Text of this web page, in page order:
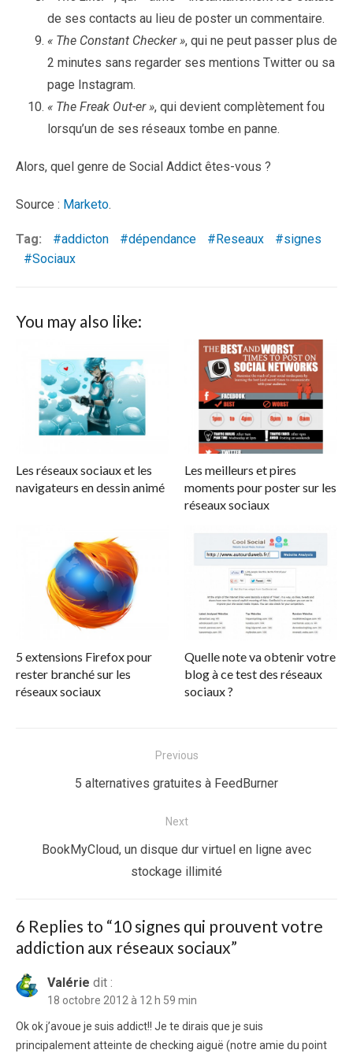
de ses contacts au lieu de poster un commentaire.
« The Constant Checker », qui ne peut passer plus de
2 minutes sans regarder ses mentions Twitter ou sa
page Instagram.
« The Freak Out-er », qui devient complètement fou
lorsqu’un de ses réseaux tombe en panne.
Alors, quel genre de Social Addict êtes-vous ?
Source : Marketo.
Tag: addicton dépendance Reseaux
signes
Sociaux
You may also like:
Les réseaux sociaux et les
navigateurs en dessin animé
Les meilleurs et pires
moments pour poster sur les
réseaux sociaux
5 extensions Firefox pour
rester branché sur les
réseaux sociaux
Quelle note va obtenir votre
blog à ce test des réseaux
sociaux ?
Previous
Previous
5 alternatives gratuites à FeedBurner
Next
NextBookMyCloud, un disque dur virtuel en ligne avec
stockage illimité
6 Replies to “10 signes qui prouvent votre
addiction aux réseaux sociaux”
Valérie dit :
18 octobre 2012 à 12 h 59 min
Ok ok j’avoue je suis addict!! Je te dirais que je suis
principalement atteinte de checking aiguë (notre amie du point